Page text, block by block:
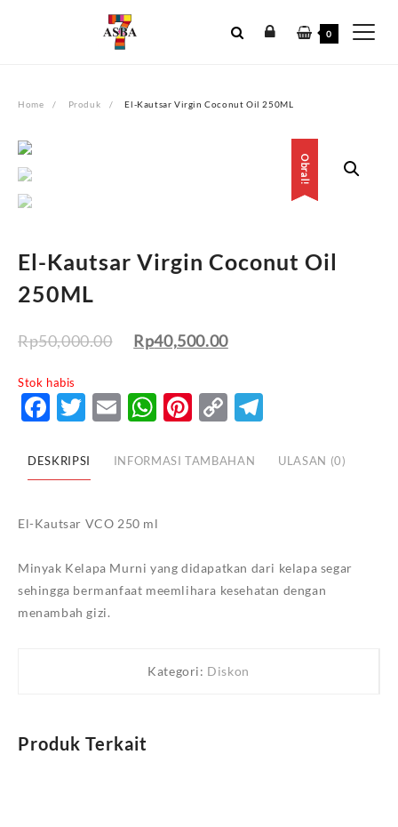
0
Obral!
Home Produk El-Kautsar Virgin Coconut Oil 250ML
El-Kautsar Virgin Coconut Oil
250ML
Rp50,000.00 Rp40,500.00
Stok habis
Facebook
Twitter
EmailWhatsApp
Pinterest
Copy
Obral!
DESKRIPSI INFORMASI TAMBAHAN ULASAN (0)
El-Kautsar VCO 250 ml
Minyak Kelapa Murni yang didapatkan dari kelapa segar
sehingga bermanfaat meemlihara kesehatan dengan
menambah gizi.
Kategori: Diskon
Produk Terkait